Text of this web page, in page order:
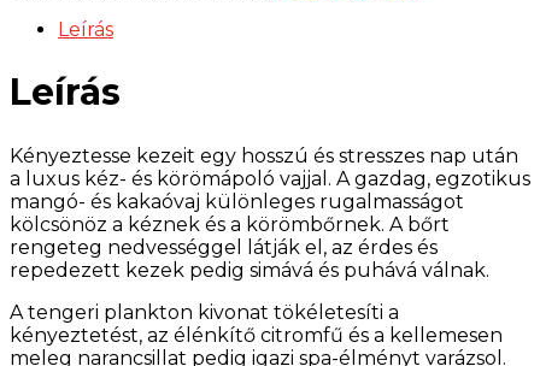
Leírás
Leírás
Kényeztesse kezeit egy hosszú és stresszes nap után
a luxus kéz- és körömápoló vajjal. A gazdag, egzotikus
mangó- és kakaóvaj különleges rugalmasságot
kölcsönöz a kéznek és a körömbőrnek. A bőrt
rengeteg nedvességgel látják el, az érdes és
repedezett kezek pedig simává és puhává válnak.
A tengeri plankton kivonat tökéletesíti a
kényeztetést, az élénkítő citromfű és a kellemesen
meleg narancsillat pedig igazi spa-élményt varázsol.